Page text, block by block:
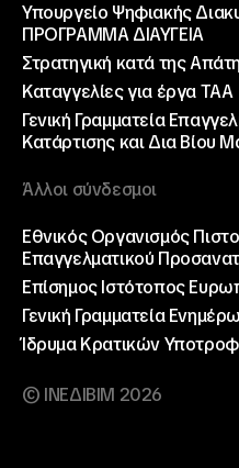
Υπουργείο Ψηφιακής
ΠΡΟΓΡΑΜΜΑ ΔΙΑΥΓΕΙΑ
Στρατηγική κατά της
Καταγγελίες για έργα ΤΑΑ
Γενική Γραμματεία
Κατάρτισης και Δια Βίου
Άλλοι σύνδεσμοι
Εθνικός Οργανισμός
Επαγγελματικού
Επίσημος Ιστότοπος
Γενική Γραμματεία
Ίδρυμα Κρατικών
© ΙΝΕΔΙΒΙΜ 2026